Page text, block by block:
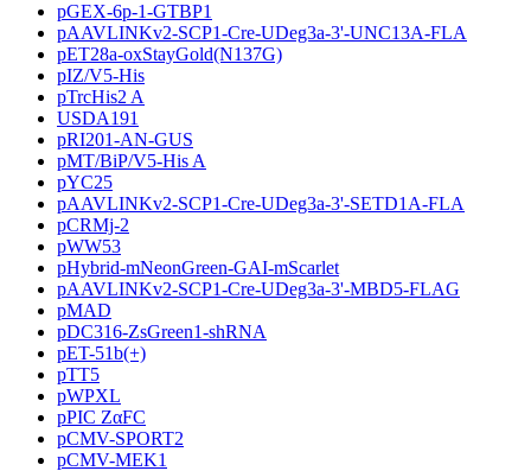
pGEX-6p-1-GTBP1
pAAVLINKv2-SCP1-Cre-UDeg3a-3'-UNC13A-FLA
pET28a-oxStayGold(N137G)
pIZ/V5-His
pTrcHis2 A
USDA191
pRI201-AN-GUS
pMT/BiP/V5-His A
pYC25
pAAVLINKv2-SCP1-Cre-UDeg3a-3'-SETD1A-FLA
pCRMj-2
pWW53
pHybrid-mNeonGreen-GAI-mScarlet
pAAVLINKv2-SCP1-Cre-UDeg3a-3'-MBD5-FLAG
pMAD
pDC316-ZsGreen1-shRNA
pET-51b(+)
pTT5
pWPXL
pPIC ZαFC
pCMV-SPORT2
pCMV-MEK1